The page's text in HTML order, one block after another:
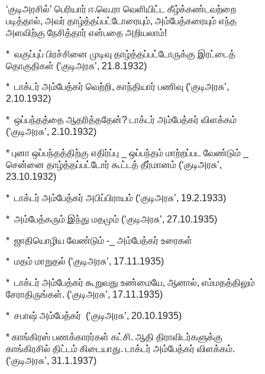
‘குடிஅரசில்’ பெரியார் ஈ.வெ.ரா வெளியிட்ட கீழ்க்கண்டவற்றை
படித்தால், அவர் தாழ்த்தப்பட்டோரையும், அம்பேத்கரையும் எந்த
அளவிற்கு நேசித்தார் என்பதை அறியலாம்!
* வகுப்புப் பிரச்சினை முடிவு தாழ்த்தப்பட்டோருக்கு இரட்டைத்
தொகுதிகள் (‘குடிஅரசு’, 21.8.1932)
* டாக்டர் அம்பேத்கர் வெற்றி, காந்தியார் பணிவு (‘குடிஅரசு’,
2.10.1932)
* ஒப்பந்தத்தை ஆதரித்ததேன்? டாக்டர் அம்பேத்கர் விளக்கம்
(‘குடிஅரசு’, 2.10.1932)
* புனா ஒப்பந்தத்திற்கு எதிர்ப்பு _ ஒப்பந்தம் மாற்றப்பட வேண்டும் _
சென்னை தாழ்த்தப்பட்டோர் கூட்டத் தீர்மானம் (‘குடிஅரசு’,
23.10.1932)
* டாக்டர் அம்பேத்கர் அபிப்பிராயம் (‘குடிஅரசு’, 19.2.1933)
* அம்பேத்கரும் இந்து மதமும் (‘குடிஅரசு’, 27.10.1935)
* ஜாதியொழிய வேண்டும் -_ அம்பேத்கர் உரைகள்
* மதம் மாறுதல் (‘குடிஅரசு’, 17.11.1935)
* டாக்டர் அம்பேத்கர் கூறுவது உண்மையே, ஆனால், எம்மதத்திலும்
சேராதிருங்கள். (‘குடிஅரசு’, 17.11.1935)
* சபாஷ் அம்பேத்கர் (‘குடிஅரசு’, 20.10.1935)
* காங்கிரஸ் பணக்காரர்கள் கட்சி. ஆதி திராவிடர்களுக்கு
காங்கிரசில் திட்டம் கிடையாது. டாக்டர் அம்பேத்கர் விளக்கம்.
(‘குடிஅரசு’, 31.1.1937)